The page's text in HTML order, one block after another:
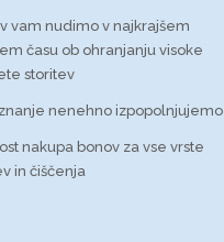
vam nudimo v najkrajšem
času ob ohranjanju visoke
storitev
nenehno izpopolnjujemo
nakupa bonov za vse vrste
in čiščenja